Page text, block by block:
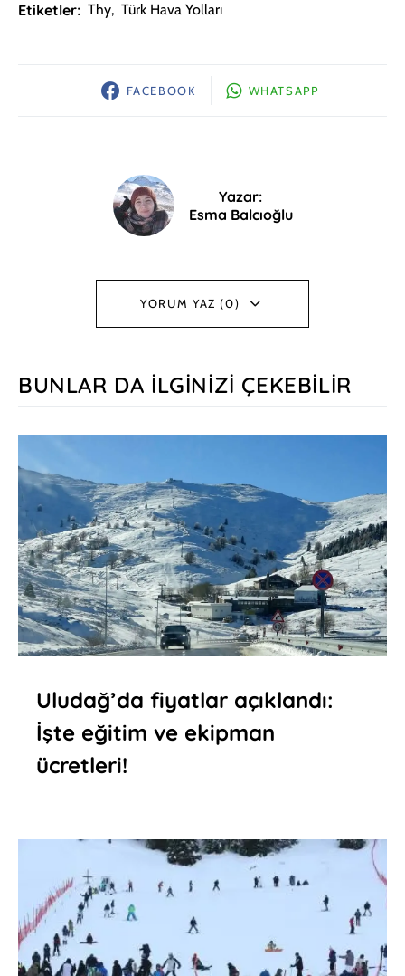
Etiketler: Thy, Türk Hava Yolları
FACEBOOK WHATSAPP
Yazar:
Esma Balcıoğlu
YORUM YAZ (0)
BUNLAR DA İLGINIZI ÇEKEBILIR
Uludağ’da fiyatlar açıklandı:
İşte eğitim ve ekipman
ücretleri!